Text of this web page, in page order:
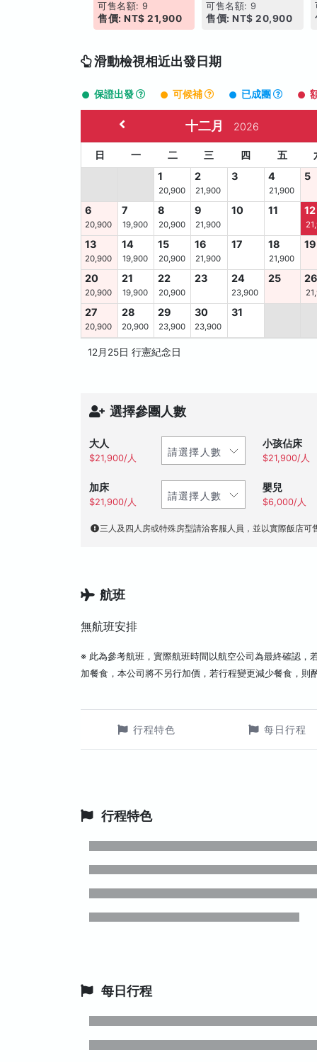
可售名額: 9
售價: NT$ 21,900
可售名額: 9
售價: NT$ 20,900
滑動檢視相近出發日期
保證出發 可候補 已成團
十二月 2026
日 一 二 三 四 五
1
20,900
2
21,900
3 4
21,900
5
6
20,900
7
19,900
8
20,900
9
21,900
10 11 12
13
20,900
14
19,900
15
20,900
16
21,900
17 18
21,900
19
20
20,900
21
19,900
22
20,900
23 24
23,900
25
27
20,900
28
20,900
29
23,900
30
23,900
31
12月25日 行憲紀念日
選擇參團人數
大人
$21,900/人
小孩佔床
$21,900/人
加床
$21,900/人
嬰兒
$6,000/人
三人及四人房或特殊房型請洽客服人員，並以實際飯店可
航班
無航班安排
※ 此為參考航班，實際航班時間以航空公司為最終確認，
加餐食，本公司將不另行加價，若行程變更減少餐食，則
行程特色 每日行程
行程特色
每日行程